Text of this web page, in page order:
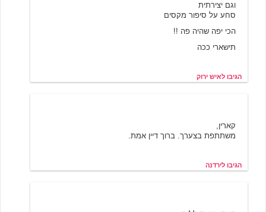
וגם יצירתית
סחע על סיפור מקסים
הכי יפה שהיה פה !!
תישארי ככה
הגיבו לאיש ירוק
קארין,
משתתפת בצערך. ברוך דיין אמת.
הגיבו לירדנה